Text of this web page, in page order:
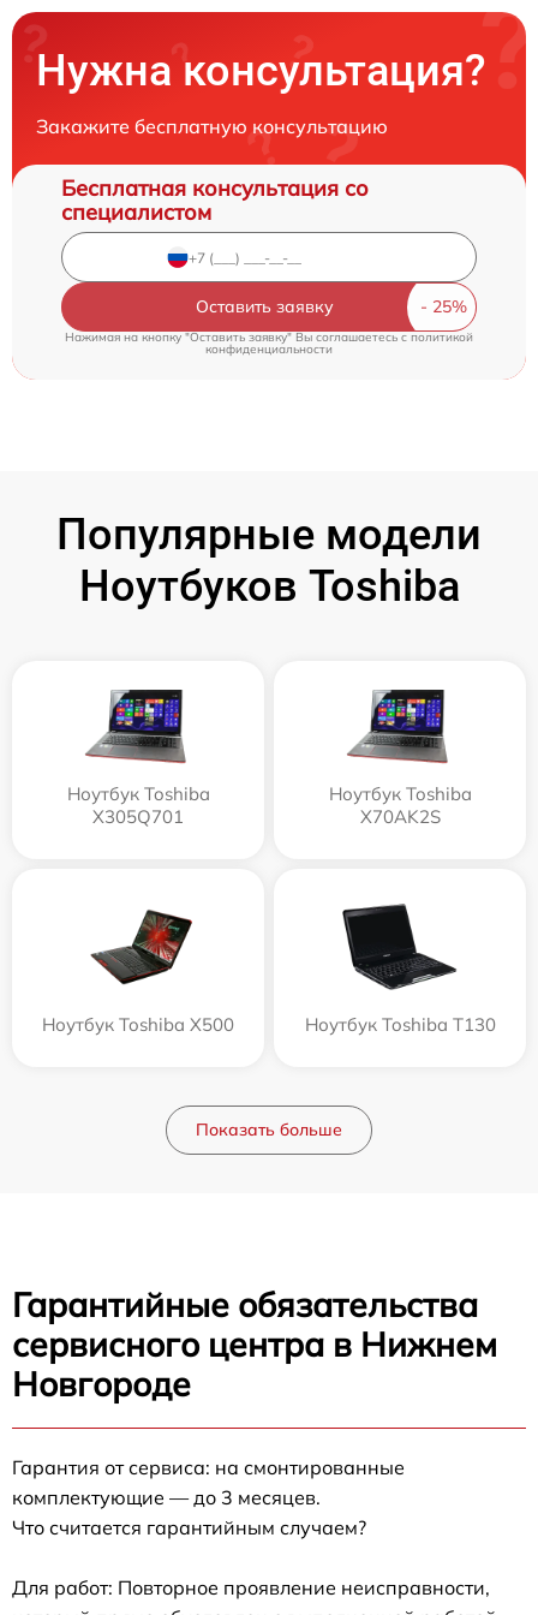
Нужна консультация?
Закажите бесплатную консультацию
Бесплатная консультация со
специалистом
Оставить заявку
Нажимая на кнопку "Оставить заявку" Вы соглашаетесь c политикой
конфиденциальности
Популярные модели
Ноутбуков Toshiba
Ноутбук Toshiba
X305Q701
Ноутбук Toshiba
X70AK2S
Ноутбук Toshiba X500 Ноутбук Toshiba T130
Показать больше
Гарантийные обязательства
сервисного центра в Нижнем
Новгороде
Гарантия от сервиса: на смонтированные
комплектующие — до 3 месяцев.
Что считается гарантийным случаем?
Для работ: Повторное проявление неисправности,